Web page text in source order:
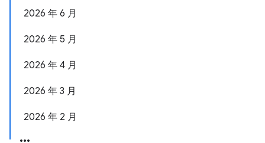
2026 年 6 月
2026 年 5 月
2026 年 4 月
2026 年 3 月
2026 年 2 月